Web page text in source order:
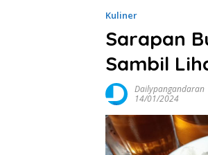
Kuliner
Sarapan
Sambil
Dailypangandaran
14/01/2024